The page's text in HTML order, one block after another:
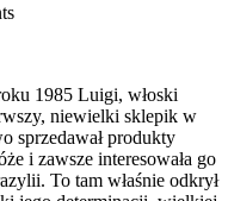
1985 Luigi, włoski
niewielki sklepik w
sprzedawał produkty
i zawsze interesowała go
To tam właśnie odkrył